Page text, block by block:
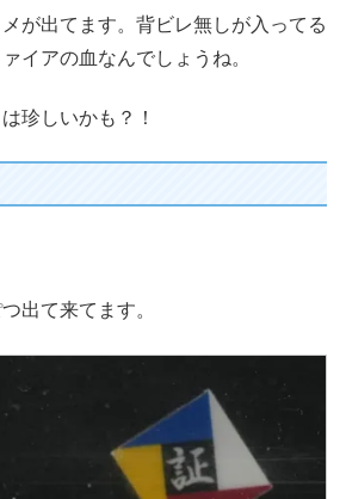
が出てます。背ビレ無しが入ってる
イアの血なんでしょうね。
珍しいかも？！
出て来てます。